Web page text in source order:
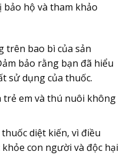
bảo hộ và tham khảo
trên bao bì của sản
bảo rằng bạn đã hiểu
sử dụng của thuốc.
em và thú nuôi không
diệt kiến, vì điều
con người và độc hại